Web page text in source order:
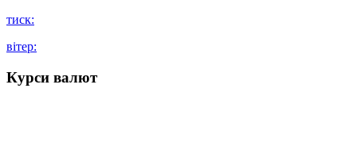
тиск:
вітер:
Курси валют